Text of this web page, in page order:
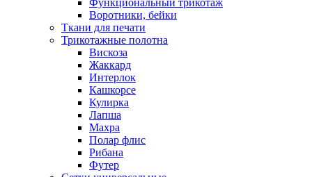
Функциональный трикотаж
Воротники, бейки
Ткани для печати
Трикотажные полотна
Вискоза
Жаккард
Интерлок
Кашкорсе
Кулирка
Лапша
Махра
Полар флис
Рибана
Футер